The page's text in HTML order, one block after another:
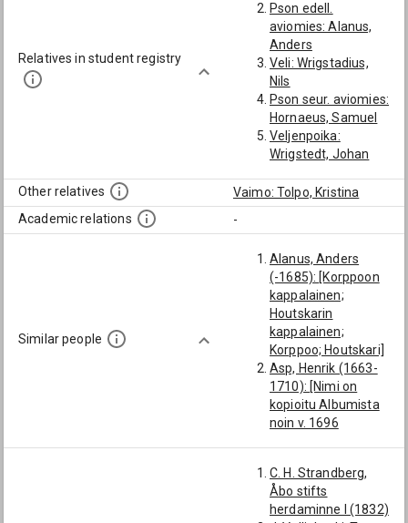
Relatives in student registry
Pson edell.
aviomies: Alanus,
Anders
Veli: Wrigstadius,
Nils
Pson seur. aviomies:
Hornaeus, Samuel
Veljenpoika:
Wrigstedt, Johan
Wrigstadius, Jonas
Other relatives
Vaimo: Tolpo, Kristina
Academic relations
-
Similar people
Alanus, Anders
(-1685): [Korppoon
kappalainen;
Houtskarin
kappalainen;
Korppoo; Houtskari]
Asp, Henrik (1663-
1710): [Nimi on
kopioitu Albumista
noin v. 1696
matrikkeliin;
Korppoon
kappalainen;
C. H. Strandberg,
Åbo stifts
herdaminne I (1832)